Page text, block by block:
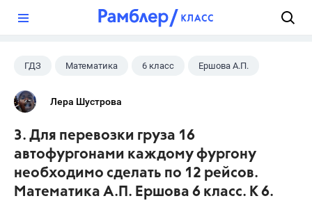
ГДЗ Математика 6 класс Ершова А.П.
Лера Шустрова
3. Для перевозки груза 16
автофургонами каждому фургону
необходимо сделать по 12 рейсов.
Математика А.П. Ершова 6 класс. К 6.